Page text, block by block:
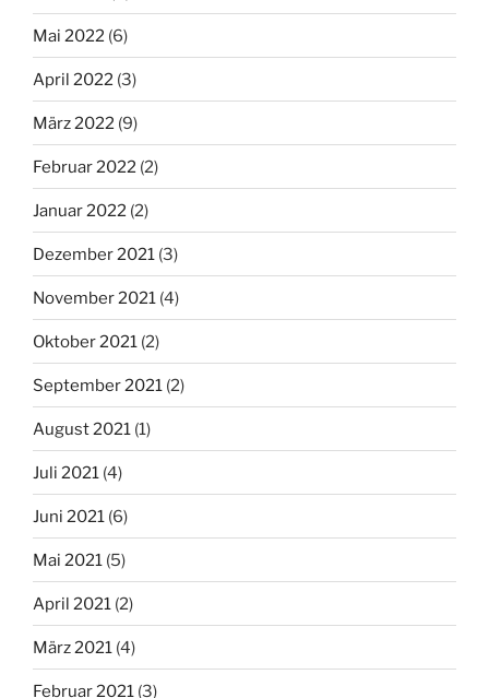
Mai 2022 (6)
April 2022 (3)
März 2022 (9)
Februar 2022 (2)
Januar 2022 (2)
Dezember 2021 (3)
November 2021 (4)
Oktober 2021 (2)
September 2021 (2)
August 2021 (1)
Juli 2021 (4)
Juni 2021 (6)
Mai 2021 (5)
April 2021 (2)
März 2021 (4)
Februar 2021 (3)